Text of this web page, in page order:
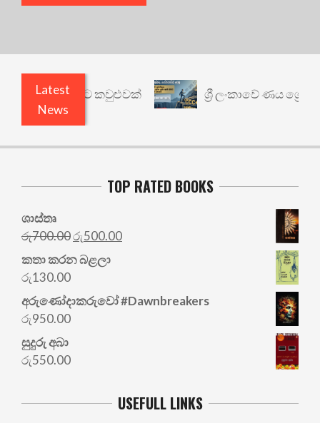
Latest
News
කවුළුවක් ශ්‍රී ලංකාවේ ණය ශ්‍රේණිගත
TOP RATED BOOKS
ශාස්තෘ
රු700.00Original
price
was:
රු500.00Current
කතා කරන බළලා
රු130.00
අරු‍ණෝදාකරුවෝ #Dawnbreakers
රු950.00
සුදුරු අබා
රු550.00
USEFULL LINKS